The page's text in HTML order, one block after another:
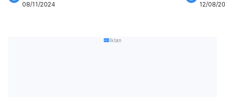
08/11/2024
12/08/
Iklan